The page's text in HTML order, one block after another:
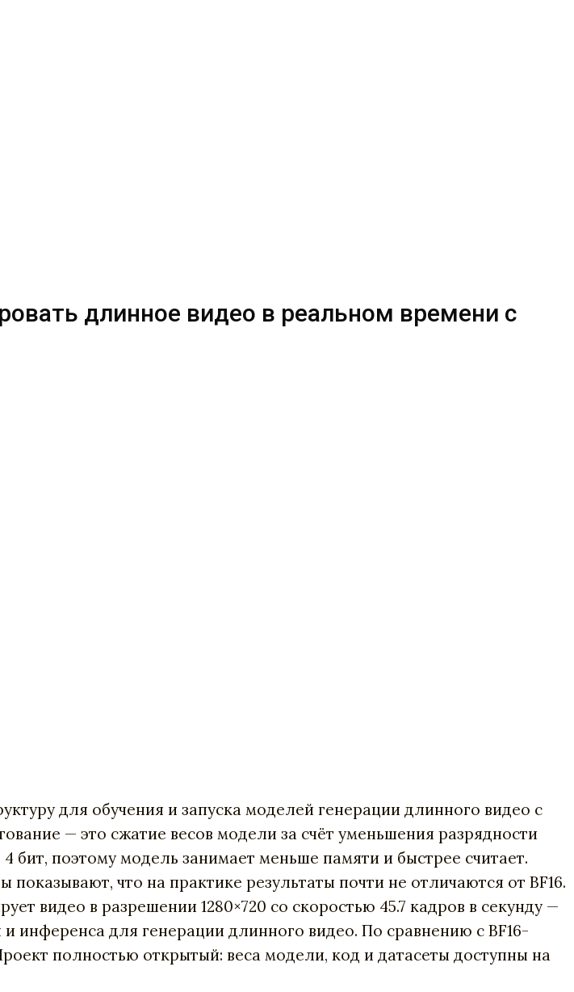
длинное видео в реальном времени с
для обучения и запуска моделей генерации длинного видео с
— это сжатие весов модели за счёт уменьшения разрядности
бит, поэтому модель занимает меньше памяти и быстрее считает.
что на практике результаты почти не отличаются от BF16.
видео в разрешении 1280×720 со скоростью 45.7 кадров в секунду —
инференса для генерации длинного видео. По сравнению с BF16-
полностью открытый: веса модели, код и датасеты доступны на